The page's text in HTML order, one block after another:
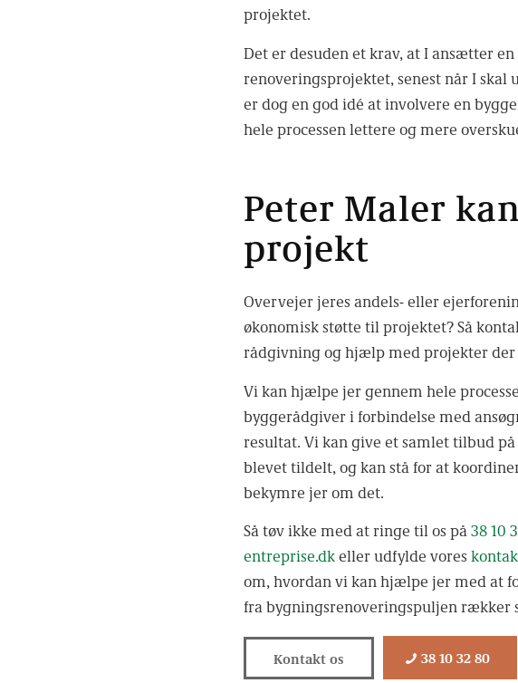
projektet.
Det er desuden et krav, at I ansætter
renoveringsprojektet, senest når I skal
er dog en god idé at involvere en
hele processen lettere og mere
Peter Maler
projekt
Overvejer jeres andels- eller
økonomisk støtte til projektet? Så
rådgivning og hjælp med projekter der
Vi kan hjælpe jer gennem hele
byggerådgiver i forbindelse med
resultat. Vi kan give et samlet tilbud
blevet tildelt, og kan stå for at
bekymre jer om det.
Så tøv ikke med at ringe til os på38 10
entreprise.dkeller udfylde vores
om, hvordan vi kan hjælpe jer med at
fra bygningsrenoveringspuljen rækker
Kontakt os 38 10 32 80